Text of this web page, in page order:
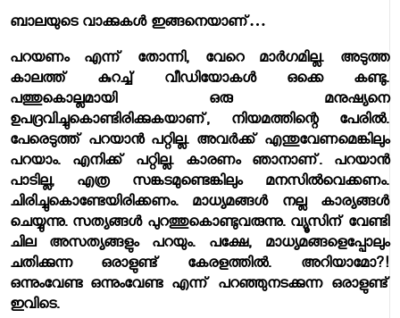
ബാലയുടെ വാക്കുകള്‍ ഇങ്ങനെയാണ്…
പറയണം എന്ന് തോന്നി, വേറെ മാര്‍ഗമില്ല. അടുത്ത
കാലത്ത് കുറച്ച് വീഡിയോകള്‍ ഒക്കെ കണ്ടു.
പത്തുകൊല്ലമായി ഒരു മനുഷ്യനെ
ഉപദ്രവിച്ചുകൊണ്ടിരിക്കുകയാണ്, നിയമത്തിന്റെ പേരില്‍.
പേരെടുത്ത് പറയാന്‍ പറ്റില്ല. അവര്‍ക്ക് എന്തുവേണമെങ്കിലും
പറയാം. എനിക്ക് പറ്റില്ല. കാരണം ഞാനാണ്. പറയാന്‍
പാടില്ല, എത്ര സങ്കടമുണ്ടെങ്കിലും മനസില്‍വെക്കണം.
ചിരിച്ചുകൊണ്ടേയിരിക്കണം. മാധ്യമങ്ങള്‍ നല്ല കാര്യങ്ങള്‍
ചെയ്യുന്നു. സത്യങ്ങള്‍ പുറത്തുകൊണ്ടുവരുന്നു. വ്യൂസിന് വേണ്ടി
ചില അസത്യങ്ങളും പറയും. പക്ഷേ, മാധ്യമങ്ങളെപ്പോലും
ചതിക്കുന്ന ഒരാളുണ്ട് കേരളത്തില്‍. അറിയാമോ?!
ഒന്നുംവേണ്ട ഒന്നുംവേണ്ട എന്ന് പറഞ്ഞുനടക്കുന്ന ഒരാളുണ്ട്
ഇവിടെ.